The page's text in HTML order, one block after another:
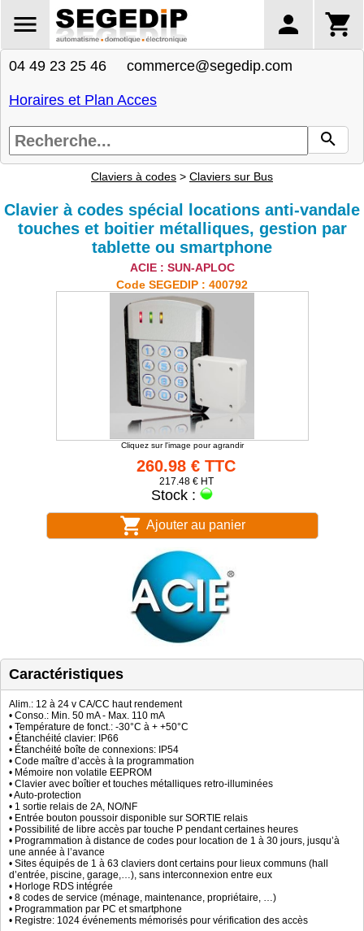
04 49 23 25 46 commerce@segedip.com
Horaires et Plan Acces
Claviers à codes > Claviers sur Bus
Clavier à codes spécial locations anti-vandale
touches et boitier métalliques, gestion par
tablette ou smartphone
ACIE : SUN-APLOC
Code SEGEDIP : 400792
Cliquez sur l'image pour agrandir
260.98 € TTC
217.48 € HT
Stock :
Ajouter au panier
Caractéristiques
Alim.: 12 à 24 v CA/CC haut rendement
• Conso.: Min. 50 mA - Max. 110 mA
• Température de fonct.: -30°C à + +50°C
• Étanchéité clavier: IP66
• Étanchéité boîte de connexions: IP54
• Code maître d’accès à la programmation
• Mémoire non volatile EEPROM
• Clavier avec boîtier et touches métalliques retro-illuminées
• Auto-protection
• 1 sortie relais de 2A, NO/NF
• Entrée bouton poussoir disponible sur SORTIE relais
• Possibilité de libre accès par touche P pendant certaines heures
• Programmation à distance de codes pour location de 1 à 30 jours, jusqu’à
une année à l’avance
• Sites équipés de 1 à 63 claviers dont certains pour lieux communs (hall
d’entrée, piscine, garage,…), sans interconnexion entre eux
• Horloge RDS intégrée
• 8 codes de service (ménage, maintenance, propriétaire, …)
• Programmation par PC et smartphone
• Registre: 1024 événements mémorisés pour vérification des accès